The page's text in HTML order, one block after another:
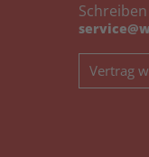
Vertrag